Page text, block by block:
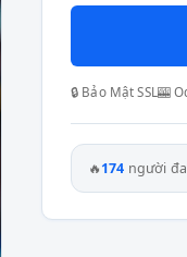
🔒 Bảo Mật SSL🎰
🔥174 người